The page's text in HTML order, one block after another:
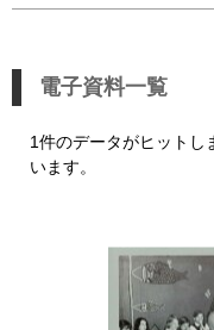
電子資料一覧
1件のデータがヒットし
います。